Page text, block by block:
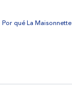
Por qué La Maisonnette